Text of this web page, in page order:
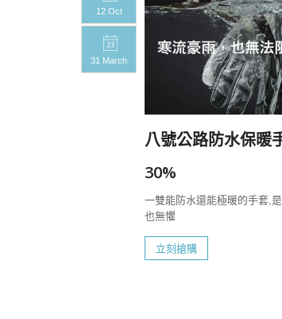
12 Oct
31 March
八號公路防水保暖
30%
一雙能防水還能極暖的手套,
也無懼
立刻搶購